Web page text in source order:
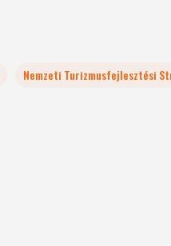
Nemzeti Turizmusfejlesztési